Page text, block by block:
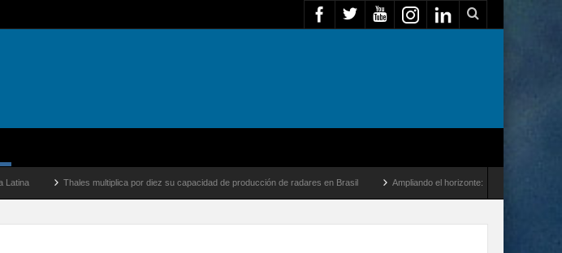
Thales multiplica por diez su capacidad de producción de radares en Brasil Ampliando el horizonte: Dentro del vuelo de desarrollo